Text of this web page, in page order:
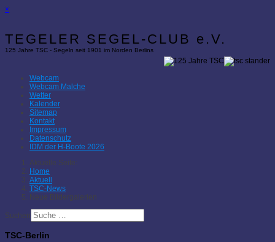
×
TEGELER SEGEL-CLUB e.V.
125 Jahre TSC - Segeln seit 1901 im Norden Berlins
Webcam
Webcam Malche
Wetter
Kalender
Sitemap
Kontakt
Impressum
Datenschutz
IDM der H-Boote 2026
Aktuelle Seite:
Home
Aktuell
TSC-News
Neue Bildergalerien
Suchen
TSC-Berlin